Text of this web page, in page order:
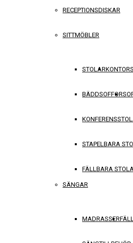
RECEPTIONSDISKAR
SITTMÖBLER
STOLAR
BÄDDSOFFOR
STAPELBARA
FÄLLBARA
SÄNGAR
MADRASSER